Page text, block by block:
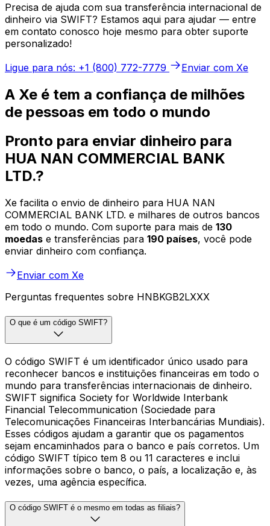
Precisa de ajuda com sua transferência internacional de
dinheiro via SWIFT? Estamos aqui para ajudar — entre
em contato conosco hoje mesmo para obter suporte
personalizado!
Ligue para nós: +1 (800) 772-7779
Enviar com Xe
A Xe é tem a confiança de milhões
de pessoas em todo o mundo
Pronto para enviar dinheiro para
HUA NAN COMMERCIAL BANK
LTD.?
Xe facilita o envio de dinheiro para HUA NAN
COMMERCIAL BANK LTD. e milhares de outros bancos
em todo o mundo. Com suporte para mais de 130
moedas e transferências para 190 países, você pode
enviar dinheiro com confiança.
Enviar com Xe
Perguntas frequentes sobre HNBKGB2LXXX
O que é um código SWIFT?
O código SWIFT é um identificador único usado para
reconhecer bancos e instituições financeiras em todo o
mundo para transferências internacionais de dinheiro.
SWIFT significa Society for Worldwide Interbank
Financial Telecommunication (Sociedade para
Telecomunicações Financeiras Interbancárias Mundiais).
Esses códigos ajudam a garantir que os pagamentos
sejam encaminhados para o banco e país corretos. Um
código SWIFT típico tem 8 ou 11 caracteres e inclui
informações sobre o banco, o país, a localização e, às
vezes, uma agência específica.
O código SWIFT é o mesmo em todas as filiais?